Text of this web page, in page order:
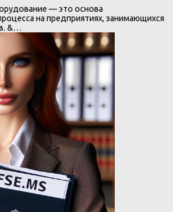
— это основа
на предприятиях, занимающихся
&…